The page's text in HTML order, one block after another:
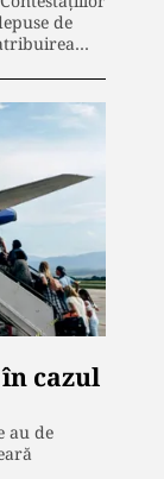
de
cazul
au de